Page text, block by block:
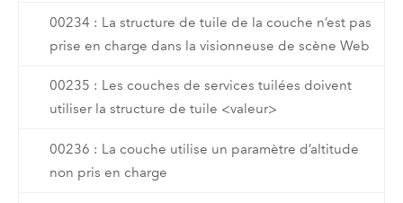
00234 : La structure de tuile de la couche n’est pas
prise en charge dans la visionneuse de scène Web
00235 : Les couches de services tuilées doivent
utiliser la structure de tuile <valeur>
00236 : La couche utilise un paramètre d’altitude
non pris en charge